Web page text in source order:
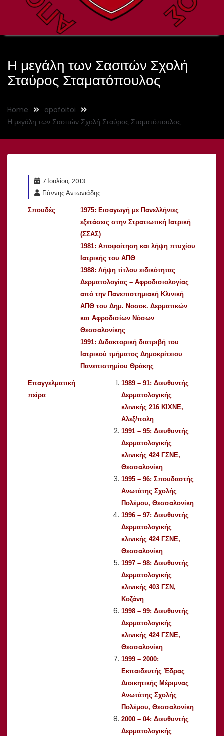
Η μεγάλη των Σασιτών Σχολή
Σταύρος Σταματόπουλος
Home
apofoitoi
Η μεγάλη των Σασιτών Σχολή Σταύρος Σταματόπουλος
7 Ιουλίου, 2013
Γιάννης Αντωνιάδης
Σπουδές
1975: Εισαγωγή με Πανελλήνιες
εξετάσεις στην Στρατιωτική Ιατρική
(ΣΣΑΣ)
1981: Αποφοίτηση και λήψη πτυχίου
Ιατρικής του ΑΠΘ
1988: Λήψη τίτλου ειδικότητας
Δερματολογίας – Αφροδισιολογίας
από την Πανεπιστημιακή Κλινική
ΑΠΘ του Δημ. Νοσοκ. Δερματικών
και Αφροδισίων Νόσων
Θεσσαλονίκης
1991: Διδακτορική διατριβή του
Ιατρικού τμήματος Δημοκρίτειου
Πανεπιστημίου Θράκης
Επαγγελματική
πείρα
1989 – 91: Διευθυντής
Δερματολογικής
κλινικής 216 ΚΙΧΝΕ,
Αλεξ/πολη
1991 – 95: Διευθυντής
Δερματολογικής
κλινικής 424 ΓΣΝΕ,
Θεσσαλονίκη
1995 – 96: Σπουδαστής
Ανωτάτης Σχολής
Πολέμου, Θεσσαλονίκη
1996 – 97: Διευθυντής
Δερματολογικής
κλινικής 424 ΓΣΝΕ,
Θεσσαλονίκη
1997 – 98: Διευθυντής
Δερματολογικής
κλινικής 403 ΓΣΝ,
Κοζάνη
1998 – 99: Διευθυντής
Δερματολογικής
κλινικής 424 ΓΣΝΕ,
Θεσσαλονίκη
1999 – 2000:
Εκπαιδευτής Έδρας
Διοικητικής Μέριμνας
Ανωτάτης Σχολής
Πολέμου, Θεσσαλονίκη
2000 – 04: Διευθυντής
Δερματολογικής